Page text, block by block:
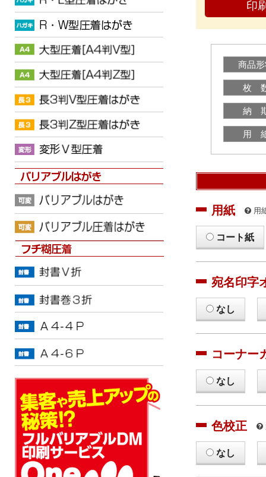
印
商品
枚
納
用
用紙 用
コート紙
宛名印字
なし
コーナー
なし
色校正
なし